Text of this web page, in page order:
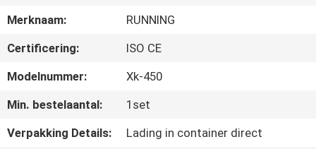
FABRIEKSREIS
KWALITEITSCONTROLE
CONTACTEER
ONS
Merknaam:
RUNNING
Certificering:
ISO CE
Modelnummer:
Xk-450
Min. bestelaantal:
1set
Verpakking Details:
Lading in container direct